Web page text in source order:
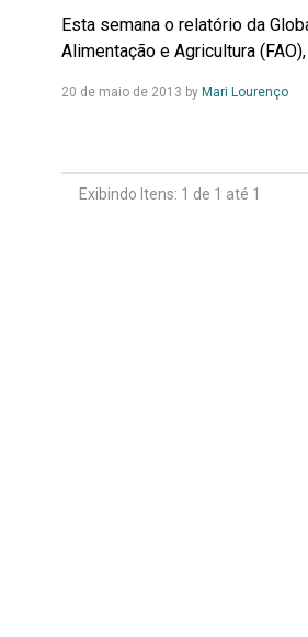
Esta semana o relatório da
Alimentação e Agricultura
20 de maio de 2013 by Mari LourençoLeia
Exibindo Itens: 1 de 1 até 1